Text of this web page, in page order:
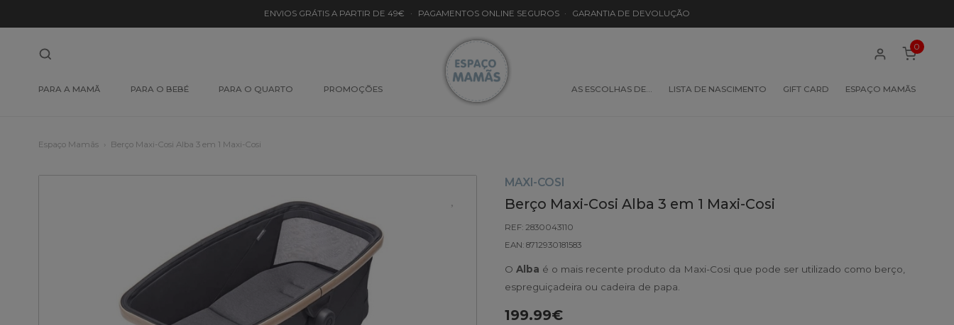
ENVIOS GRÁTIS A PARTIR DE 49€ · PAGAMENTOS ONLINE SEGUROS · GARANTIA DE DEVOLUÇÃO
PARA A MAMÃ PARA O BEBÉ PARA O QUARTO PROMOÇÕES AS ESCOLHAS DE… LISTA DE NASCIMENTO GIFT CARD ESPAÇO MAMÃS
0
Espaço Mamãs Berço Maxi-Cosi Alba 3 em 1 Maxi-Cosi
MAXI-COSI
Berço Maxi-Cosi Alba 3 em 1 Maxi-Cosi
REF: 2830043110
EAN: 8712930181583
O Alba é o mais recente produto da Maxi-Cosi que pode ser utilizado como berço,
espreguiçadeira ou cadeira de papa.
199.99€